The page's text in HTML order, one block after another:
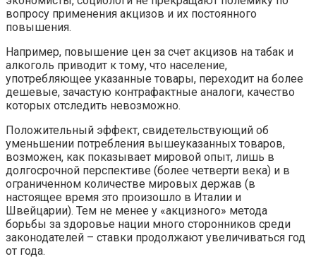
вопросу применения акцизов и их постоянного
повышения.
Например, повышение цен за счет акцизов на табак и
алкоголь приводит к тому, что население,
употребляющее указанные товары, переходит на более
дешевые, зачастую контрафактные аналоги, качество
которых отследить невозможно.
Положительный эффект, свидетельствующий об
уменьшении потребления вышеуказанных товаров,
возможен, как показывает мировой опыт, лишь в
долгосрочной перспективе (более четверти века) и в
ограниченном количестве мировых держав (в
настоящее время это произошло в Италии и
Швейцарии). Тем не менее у «акцизного» метода
борьбы за здоровье нации много сторонников среди
законодателей – ставки продолжают увеличиваться год
от года.